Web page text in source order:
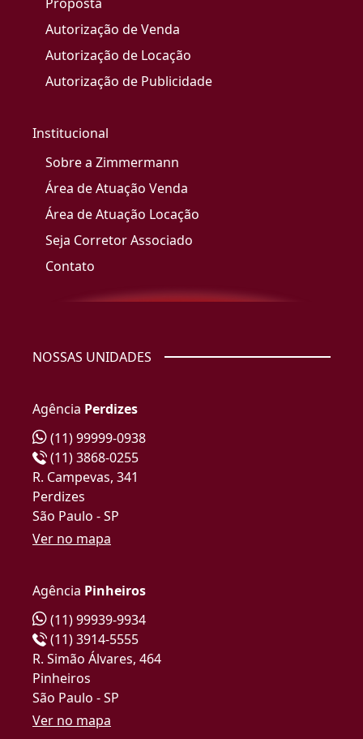
Autorização de Venda
Autorização de Locação
Autorização de Publicidade
Institucional
Sobre a Zimmermann
Área de Atuação Venda
Área de Atuação Locação
Seja Corretor Associado
Contato
NOSSAS UNIDADES
Agência Perdizes
(11) 99999-0938
(11) 3868-0255
R. Campevas, 341
Perdizes
São Paulo - SP
Ver no mapa
Agência Pinheiros
(11) 99939-9934
(11) 3914-5555
R. Simão Álvares, 464
Pinheiros
São Paulo - SP
Ver no mapa